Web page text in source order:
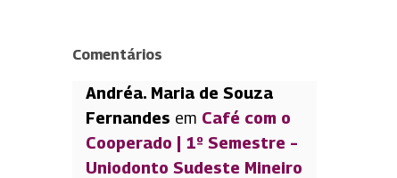
Comentários
Andréa. Maria de Souza
Fernandes em Café com o
Cooperado | 1º Semestre –
Uniodonto Sudeste Mineiro